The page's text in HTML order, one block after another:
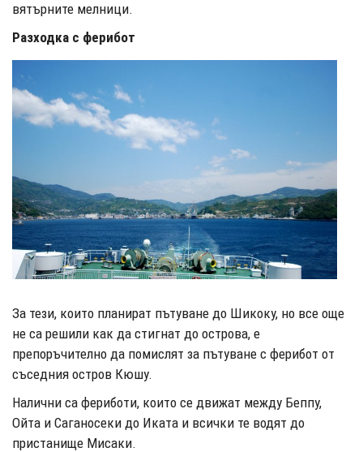
вятърните мелници.
Разходка с ферибот
За тези, които планират пътуване до Шикоку, но все още
не са решили как да стигнат до острова, е
препоръчително да помислят за пътуване с ферибот от
съседния остров Кюшу.
Налични са фериботи, които се движат между Беппу,
Ойта и Саганосеки до Иката и всички те водят до
пристанище Мисаки.